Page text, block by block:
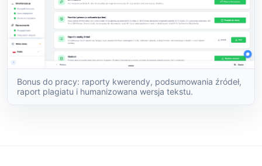
Bonus do pracy: raporty kwerendy, podsumowania źródeł,
raport plagiatu i humanizowana wersja tekstu.